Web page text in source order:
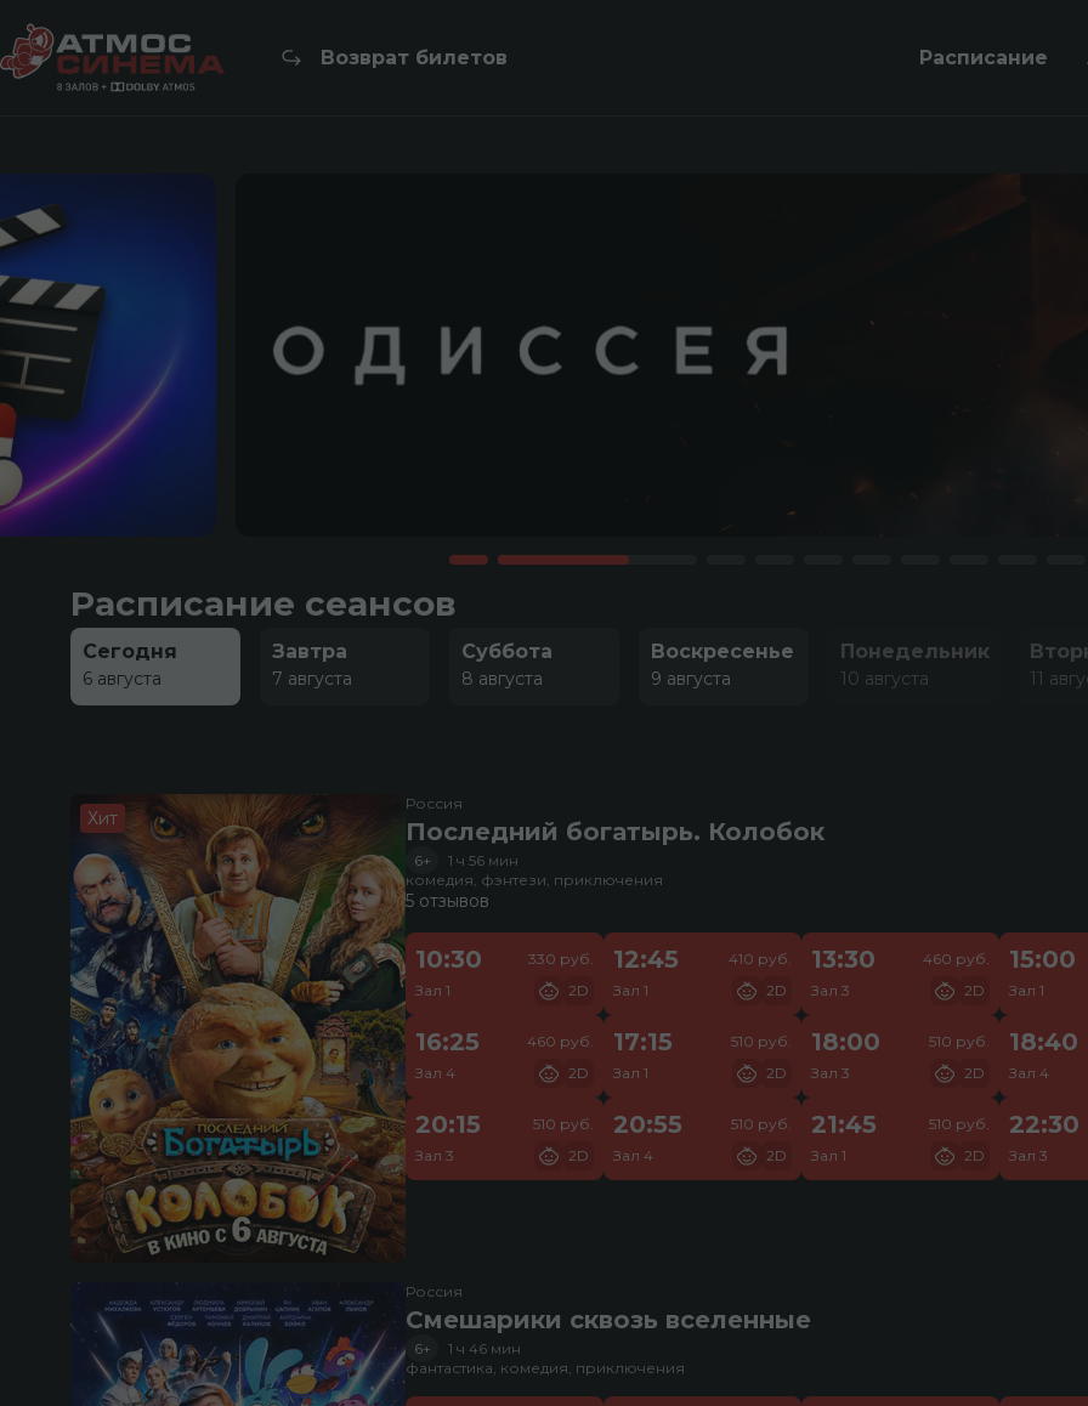
Возврат билетов Расписание
Расписание сеансов
Сегодня
6 августа
Завтра
7 августа
Суббота
8 августа
Воскресенье
9 августа
Понедельник
10 августа 11
Хит
Россия
Последний богатырь. Колобок
6+
1 ч 56 мин
комедия, фэнтези, приключения
5 отзывов
10:30
Зал 1
330 руб.
2D
12:45
Зал 1
410 руб.
2D
13:30
Зал 3
460 руб.
2D
15:00
Зал 1
16:25
Зал 4
460 руб.
2D
17:15
Зал 1
510 руб.
2D
18:00
Зал 3
510 руб.
2D
18:40
Зал 4
20:15
Зал 3
510 руб.
2D
20:55
Зал 4
510 руб.
2D
21:45
Зал 1
510 руб.
2D
22:30
Зал 3
Россия
Смешарики сквозь вселенные
6+
1 ч 46 мин
фантастика, комедия, приключения